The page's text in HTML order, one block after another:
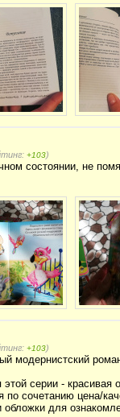
+103)
состоянии, не
+103)
модернистский
этой серии -
по сочетанию цена/
для